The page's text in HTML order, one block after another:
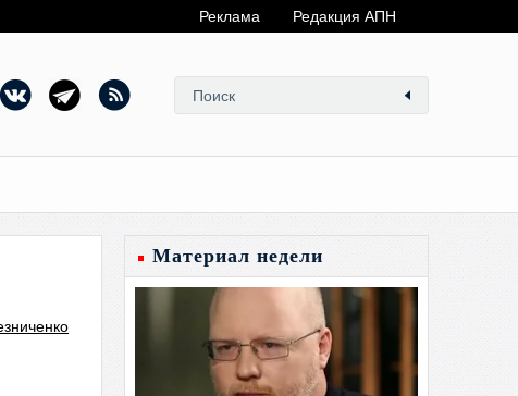
Реклама Редакция АПН
Материал недели